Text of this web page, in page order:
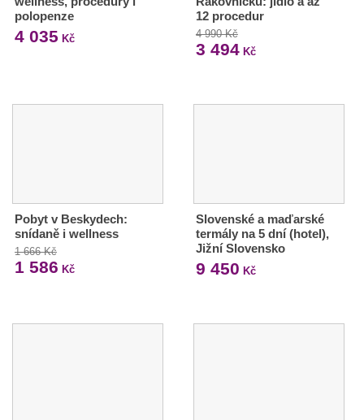
polopenze
4 035 Kč
12 procedur
4 990 Kč
3 494Kč
Pobyt v Beskydech:
snídaně i wellness
1 666 Kč
1 586 Kč
Slovenské a maďarské
termály na 5 dní (hotel),
Jižní Slovensko
9 450 Kč